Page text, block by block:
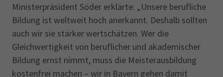
Ministerpräsident Söder erklärte: „Unsere berufliche
Bildung ist weltweit hoch anerkannt. Deshalb sollten
auch wir sie stärker wertschätzen. Wer die
Gleichwertigkeit von beruf­licher und akademischer
Bildung ernst nimmt, muss die Meisterausbildung
kostenfrei machen – wir in Bayern gehen damit